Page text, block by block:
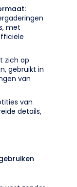
met
zich op
gebruikt in
van
van
details,